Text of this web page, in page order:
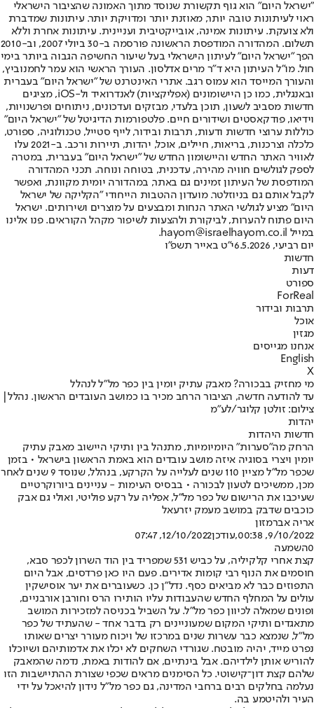
"ישראל היום" הוא גוף תקשורת שנוסד מתוך האמונה שהציבור הישראלי
ראוי לעיתונות טובה יותר, מאוזנת יותר ומדויקת יותר. עיתונות שמדברת
ולא צועקת. עיתונות אמינה, אובייקטיבית ועניינית. עיתונות אחרת וללא
תשלום. המהדורה המודפסת הראשונה פורסמה ב-30 ביולי 2007, וב-2010
הפך "ישראל היום" לעיתון הישראלי בעל שיעור החשיפה הגבוה ביותר בימי
חול. מו"ל העיתון היא ד"ר מרים אדלסון. העורך הראשי הוא עמר לחמנוביץ,
והעורך המייסד הוא עמוס רגב. אתרי האינטרנט של "ישראל היום" בעברית
ובאנגלית, כמו כן היישומונים (אפליקציות) לאנדרואיד ול-iOS, מציגים
חדשות מסביב לשעון, תוכן בלעדי, מבזקים ועדכונים, ניתוחים ופרשנויות,
וידיאו, פודקאסטים ושידורים חיים. פלטפורמות הדיגיטל של "ישראל היום"
כוללות ערוצי חדשות ודעות, תרבות ובידור, לייף סטייל, טכנולוגיה, ספורט,
כלכלה וצרכנות, בריאות, חיילים, אוכל, יהדות, תיירות ורכב. ב-2021 עלו
לאוויר האתר החדש והיישומון החדש של "ישראל היום" בעברית, במטרה
לספק לגולשים חוויה מהירה, עדכנית, בטוחה ונוחה. תכני המהדורה
המודפסת של העיתון זמינים גם באתר, במהדורה יומית מקוונת, ואפשר
לקבל אותם גם בניוזלטר. מועדון ההטבות הייחודי "הקליקה של ישראל
היום" מציע לגולשי האתר הנחות ומבצעים על מוצרים ושירותים. ישראל
היום פתוח להערות, לביקורת ולהצעות לשיפור מקהל הקוראים. פנו אלינו
במייל hayom@israelhayom.co.il.
יום רביעי, 6.5.2026
י"ט באייר תשפ"ו
חדשות
דעות
ספורט
ForReal
תרבות ובידור
אוכל
מגזין
אנחנו מגייסים
English
X
מי מחזיק בבכורה? מאבק עתיק יומין בין כפר מל"ל לנהלל
עד להודעה חדשה, הציבור הרחב מכיר בו כמושב העובדים הראשון. נהלל|
צילום: זולטן קלוגר/לע"מ
יהדות
חדשות היהדות
הרחק מה"סערות" היומיומיות, מתנהל בין ותיקי היישוב מאבק עתיק
יומין ויצרי בסוגיה איזה מושב עובדים הוא באמת הראשון בישראל • בזמן
שכפר מל"ל מציין 110 שנים לעלייה על הקרקע, בנהלל, שנוסד 9 שנים לאחר
מכן, ממשיכים לטעון לבכורה • בבסיס העימות - עניינים ביורוקרטיים
שעיכבו את הרישום של כפר מל"ל, אפליה על רקע פוליטי, ואולי גם אבק
כוכבים שדבק במושב מעמק יזרעאל
אריה אברמזון
9/10/2022, 00:38
,עודכן12/10/2022, 07:47
0השמעה
קצת אחרי קלקיליה, על כביש 531 שמפריד בין הוד השרון לכפר סבא,
חוסמים את הנוף רבי קומות אדירים. פעם היו כאן פרדסים, אבל היום
התפוזים כבר לא מביאים כסף. נדל"ן כן. כשעוברים את יער אוסישקין
עולים על המחלף החדש שהעבודות עליו הותירו הרס וחורבן אורבניים,
ופונים שמאלה לכיוון כפר מל"ל. על השביל בכניסה למזכירות המושב
מתאגדים ותיקי המקום שמעוניינים רק בדבר אחד - שהעתיד של כפר
מל"ל, שנמצא כבר עשרות שנים במרכזו של ויכוח מעורר יצרים שאותו
נפרט מייד, יהיה מובטח. שגורדי השחקים לא יכלו את אדמותיהם ושיוכלו
להוריש אותן לילדיהם. אבל בינתיים, אם להודות באמת, נדמה שהמאבק
שלהם קצת דון־קישוטי. כל הסימנים מראים שכפי שצורת ההתיישבות הזו
נעלמה בחלקים רבים ברחבי המדינה, גם כפר מל"ל נידון להיאכל על ידי
העיר ולהיטמע בה.